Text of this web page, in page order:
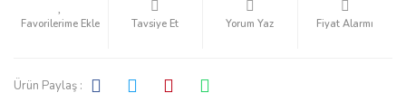
Tavsiye Et Yorum Yaz Fiyat Alarmı
Ürün Paylaş :